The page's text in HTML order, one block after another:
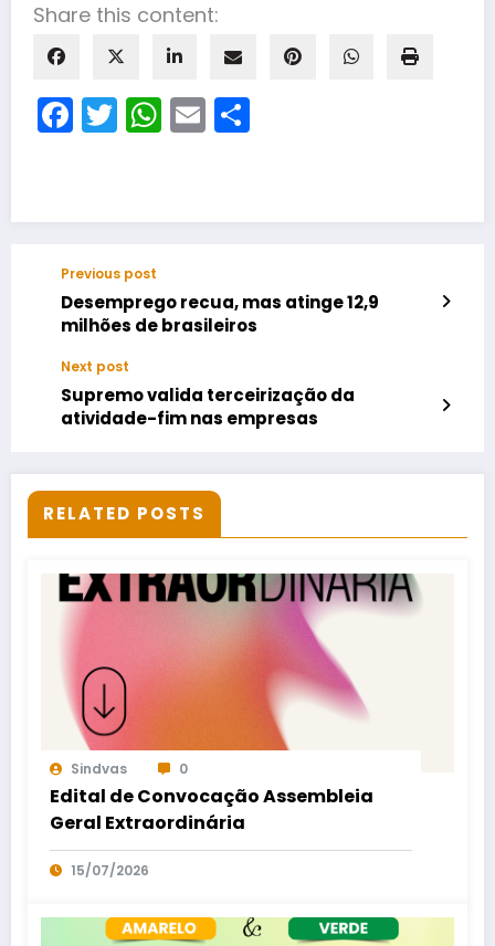
Share this content:
Facebook
Twitter
WhatsApp
Email
Previous post
Desemprego recua, mas atinge 12,9
milhões de brasileiros
Next post
Supremo valida terceirização da
atividade-fim nas empresas
RELATED POSTS
Sindvas 0
Edital de Convocação Assembleia
Geral Extraordinária
15/07/2026